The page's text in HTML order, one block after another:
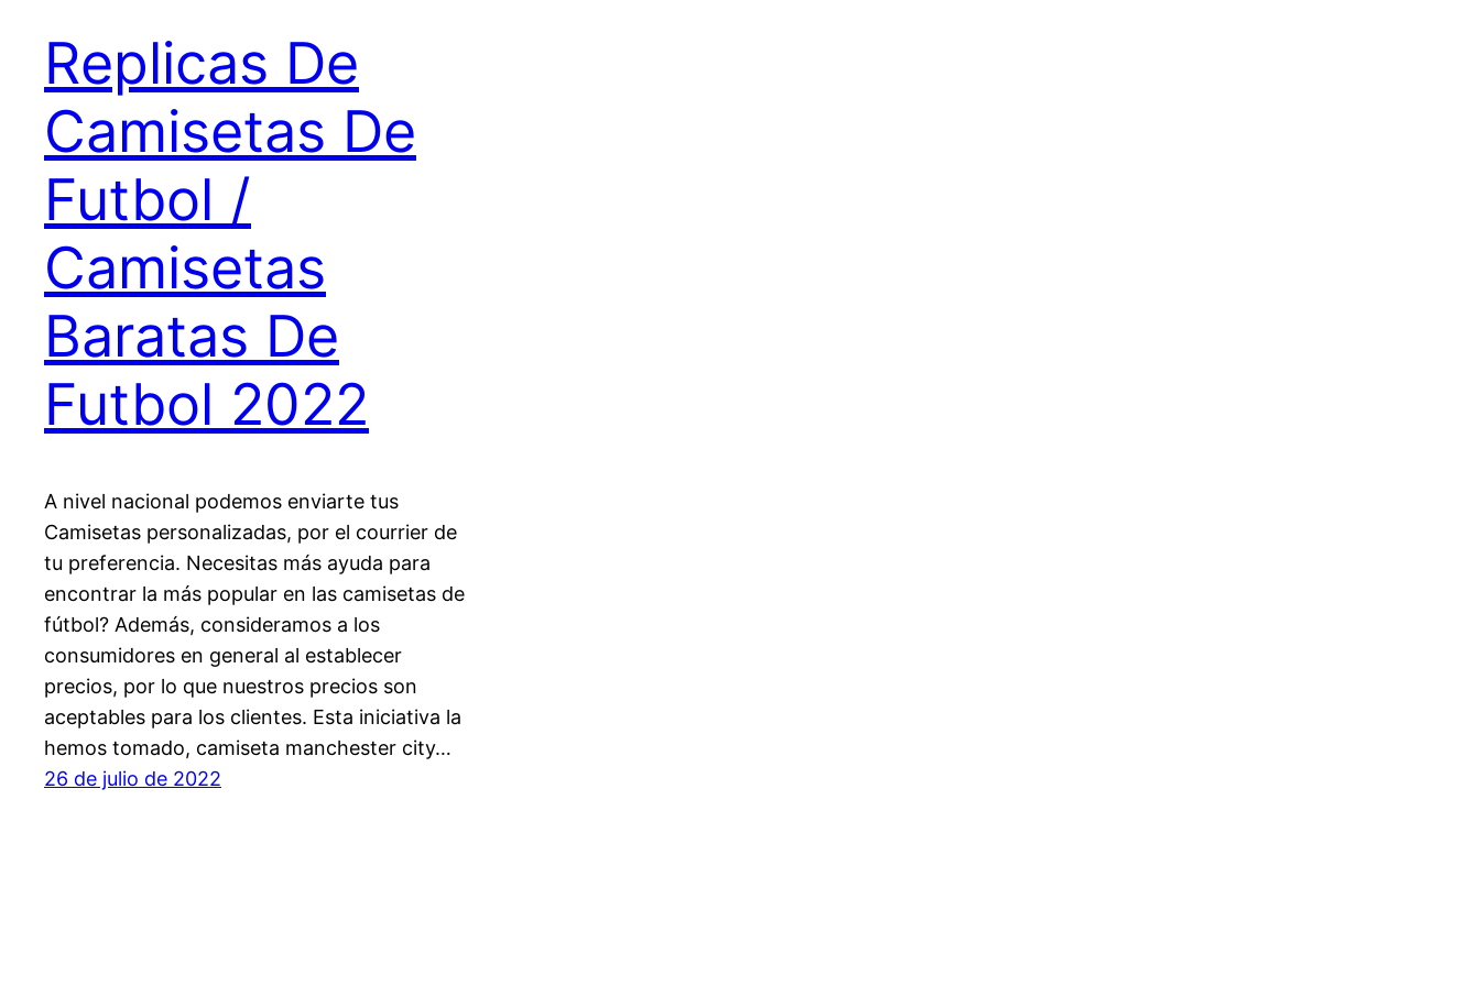
Replicas De
Camisetas De
Futbol /
Camisetas
Baratas De
Futbol 2022
A nivel nacional podemos enviarte tus
Camisetas personalizadas, por el courrier de
tu preferencia. Necesitas más ayuda para
encontrar la más popular en las camisetas de
fútbol? Además, consideramos a los
consumidores en general al establecer
precios, por lo que nuestros precios son
aceptables para los clientes. Esta iniciativa la
hemos tomado, camiseta manchester city…
26 de julio de 2022